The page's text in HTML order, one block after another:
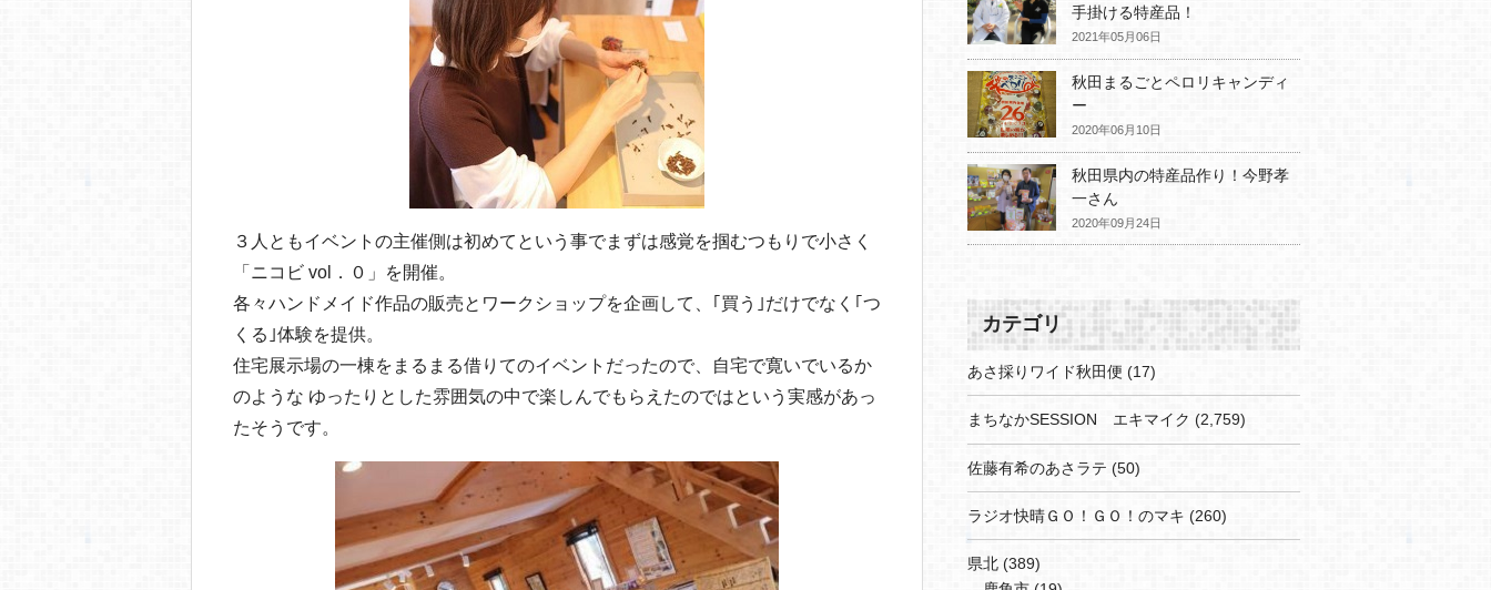
３人ともイベントの主催側は初めてという事でまずは感覚を掴むつもりで小さく
「ニコビ vol．０」を開催。
各々ハンドメイド作品の販売とワークショップを企画して、｢買う｣だけでなく｢つ
くる｣体験を提供。
住宅展示場の一棟をまるまる借りてのイベントだったので、自宅で寛いでいるか
のような ゆったりとした雰囲気の中で楽しんでもらえたのではという実感があっ
たそうです。
手掛ける特産品！
2021年05月06日
秋田まるごとペロリキャンディ
ー
2020年06月10日
秋田県内の特産品作り！今野孝
一さん
2020年09月24日
カテゴリ
あさ採りワイド秋田便 (17)
まちなかSESSION エキマイク (2,759)
佐藤有希のあさラテ (50)
ラジオ快晴ＧＯ！ＧＯ！のマキ (260)
県北 (389)